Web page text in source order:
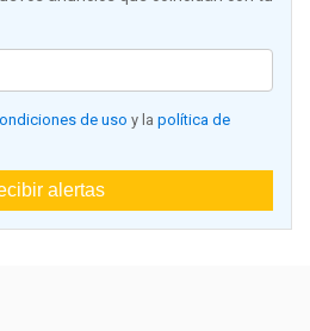
de uso y la política de
alertas